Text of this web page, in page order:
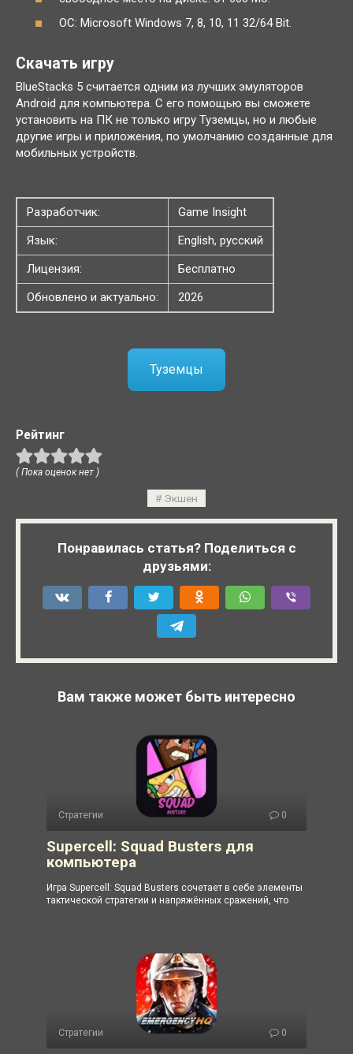
ОС: Microsoft Windows 7, 8, 10, 11 32/64 Bit.
Скачать игру
BlueStacks 5 считается одним из лучших эмуляторов
Android для компьютера. С его помощью вы сможете
установить на ПК не только игру Туземцы, но и любые
другие игры и приложения, по умолчанию созданные для
мобильных устройств.
Разработчик:
Game Insight
Язык:
English, русский
Лицензия:
Бесплатно
Обновлено и актуально:
2026
Туземцы
Рейтинг
( Пока оценок нет )
Экшен
Понравилась статья? Поделиться с
друзьями:
Вам также может быть интересно
Стратегии 0
Supercell: Squad Busters для
компьютера
Игра Supercell: Squad Busters сочетает в себе элементы
тактической стратегии и напряжённых сражений, что
Стратегии 0